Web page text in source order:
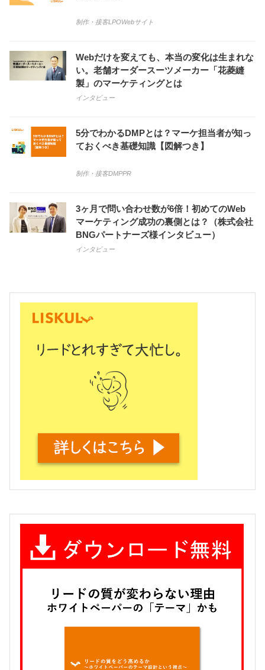
制作・接客LPOWebサイト
Webだけを変えても、本当の変化は生まれな
い。老舗オーダースーツメーカー「花菱縫
製」のマーケティングとは
インタビュー
5分でわかるDMPとは？マーケ担当者が知っ
ておくべき基礎知識【図解つき】
制作・接客DMPPR
3ヶ月で問い合わせ数が6倍！初めてのWeb
マーケティング成功の裏側とは？（株式会社
BNGパートナーズ様インタビュー）
インタビュー